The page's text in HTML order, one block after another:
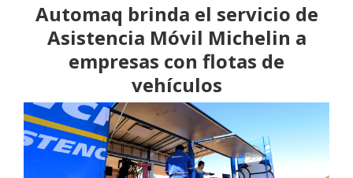
Automaq brinda el servicio de
Asistencia Móvil Michelin a
empresas con flotas de
vehículos